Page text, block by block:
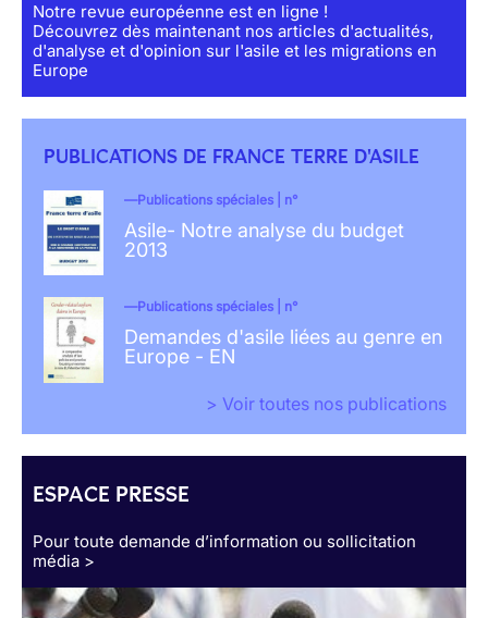
Notre revue européenne est en ligne !
Découvrez dès maintenant nos articles d'actualités,
d'analyse et d'opinion sur l'asile et les migrations en
Europe
PUBLICATIONS DE FRANCE TERRE D'ASILE
Publications spéciales | n°
Asile- Notre analyse du budget
2013
Publications spéciales | n°
Demandes d'asile liées au genre en
Europe - EN
> Voir toutes nos publications
ESPACE PRESSE
Pour toute demande d’information ou sollicitation
média >